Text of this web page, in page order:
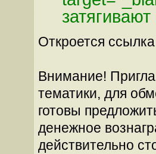
Откроется
Внимание!
тематики, для
готовы
денежное
действительно